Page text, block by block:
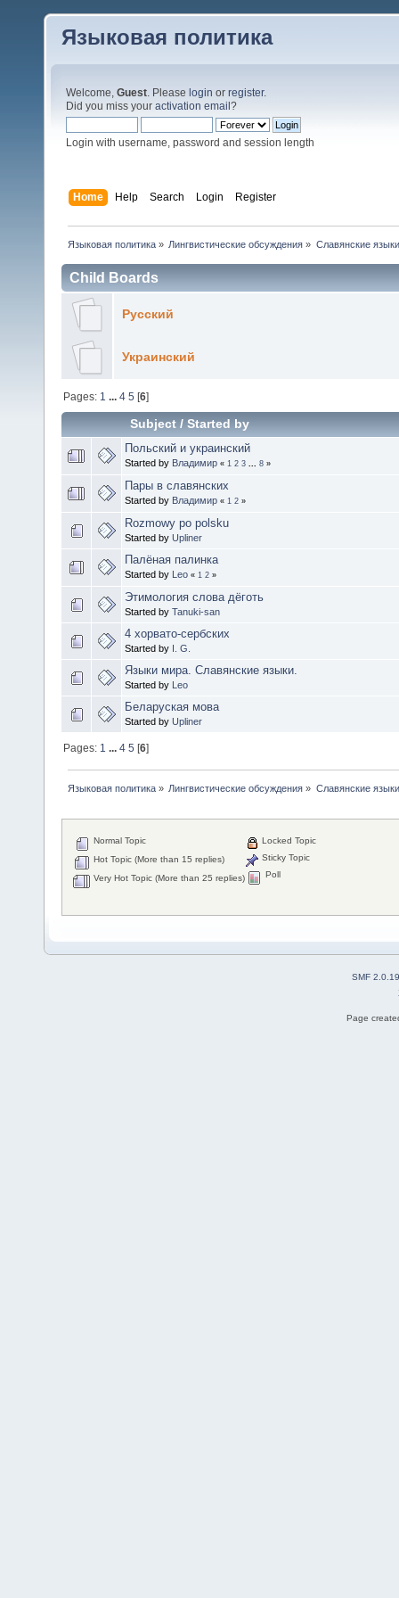
Языковая политика
Welcome, Guest. Please login or register.
Did you miss your activation email ?
Login with username, password and session length
Home Help Search Login Register
Языковая политика» Лингвистические обсуждения » Славянские языки
Child Boards
Русский
Украинский
Pages: 1 ...4 5 [6]
Subject/ Started by
Польский и украинский
Started by Владимир « 1 2 3 ... 8 »
Пары в славянских
Started by Владимир « 1 2 »
Rozmowy po polsku
Started by Upliner
Палёная палинка
Started by Leo « 1 2 »
Этимология слова дёготь
Started by Tanuki-san
4 хорвато-сербских
Started by I. G.
Языки мира. Славянские языки.
Started by Leo
Беларуская мова
Started by Upliner
Pages: 1 ...4 5 [6]
Языковая политика» Лингвистические обсуждения » Славянские языки
Normal Topic
Hot Topic (More than 15 replies)
Very Hot Topic (More than 25 replies)
Locked Topic
Sticky Topic
Poll
SMF 2.0.19
Page